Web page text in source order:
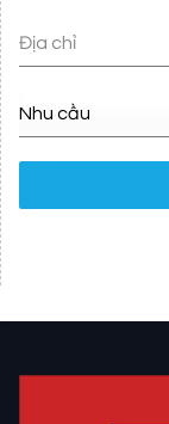
Địa chỉ
Nhu cầu